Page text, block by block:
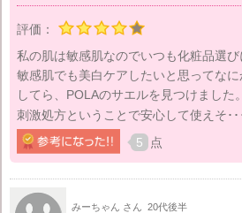
評価：
私の肌は敏感肌なのでいつも化粧品選び
敏感肌でも美白ケアしたいと思ってな
してら、POLAのサエルを見つけました
刺激処方ということで安心して使えそ･･
5 点
みーちゃん さん 20代後半